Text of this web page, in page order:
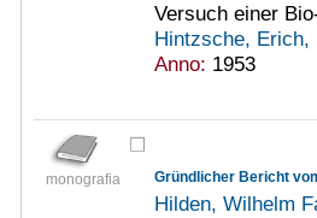
Versuch einer
Hintzsche,
Anno: 1953
monografia Gründlicher Bericht
Hilden, Wilhelm